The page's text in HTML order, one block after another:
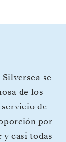
se
de los
de
por
y casi todas